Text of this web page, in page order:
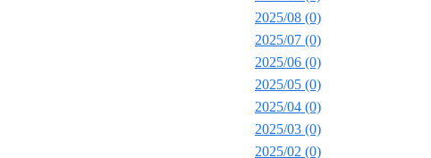
2025/08 (0)
2025/07 (0)
2025/06 (0)
2025/05 (0)
2025/04 (0)
2025/03 (0)
2025/02 (0)